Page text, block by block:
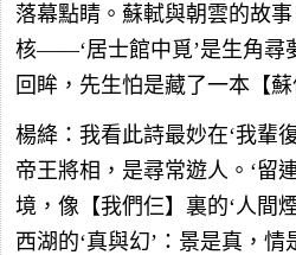
落幕點睛。蘇軾與朝雲的故
核——‘居士館中覓’是生角尋
回眸，先生怕是藏了一本【蘇
楊絳：我看此詩最妙在‘我輩
帝王將相，是尋常遊人。‘留
境，像【我們仨】裏的‘人間
西湖的‘真與幻’：景是真，